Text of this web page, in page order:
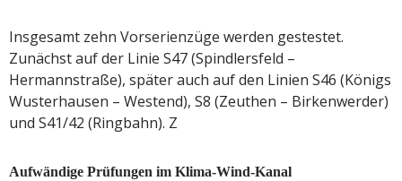
Insgesamt zehn Vorserienzüge werden gestestet.
Zunächst auf der Linie S47 (Spindlersfeld –
Hermannstraße), später auch auf den Linien S46 (Königs
Wusterhausen – Westend), S8 (Zeuthen – Birkenwerder)
und S41/42 (Ringbahn). Z
Aufwändige Prüfungen im Klima-Wind-Kanal